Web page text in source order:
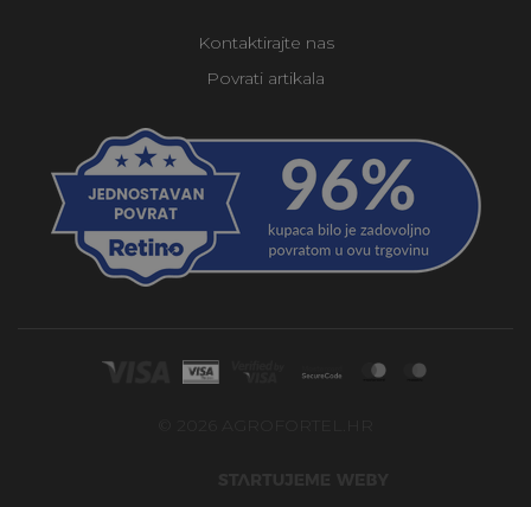
Kontaktirajte nas
Povrati artikala